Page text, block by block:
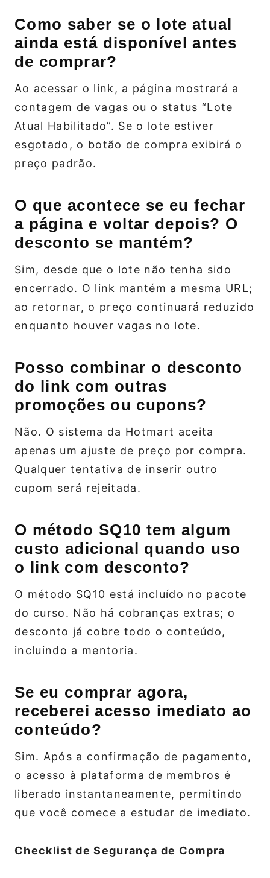
Como saber se o lote atual
ainda está disponível antes
de comprar?
Ao acessar o link, a página mostrará a
contagem de vagas ou o status “Lote
Atual Habilitado”. Se o lote estiver
esgotado, o botão de compra exibirá o
preço padrão.
O que acontece se eu fechar
a página e voltar depois? O
desconto se mantém?
Sim, desde que o lote não tenha sido
encerrado. O link mantém a mesma URL;
ao retornar, o preço continuará reduzido
enquanto houver vagas no lote.
Posso combinar o desconto
do link com outras
promoções ou cupons?
Não. O sistema da Hotmart aceita
apenas um ajuste de preço por compra.
Qualquer tentativa de inserir outro
cupom será rejeitada.
O método SQ10 tem algum
custo adicional quando uso
o link com desconto?
O método SQ10 está incluído no pacote
do curso. Não há cobranças extras; o
desconto já cobre todo o conteúdo,
incluindo a mentoria.
Se eu comprar agora,
receberei acesso imediato ao
conteúdo?
Sim. Após a confirmação de pagamento,
o acesso à plataforma de membros é
liberado instantaneamente, permitindo
que você comece a estudar de imediato.
Checklist de Segurança de Compra